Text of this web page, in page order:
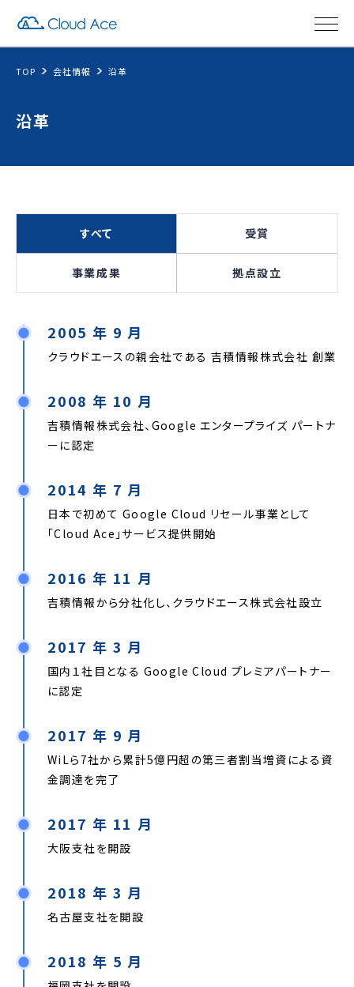
TOP 会社情報 沿革
沿革
すべて 受賞
事業成果 拠点設立
2005 年 9 月
クラウドエースの親会社である 吉積情報株式会社 創業
2008 年 10 月
吉積情報株式会社、Google エンタープライズ パートナ
ーに認定
2014 年 7 月
日本で初めて Google Cloud リセール事業として
「Cloud Ace」サービス提供開始
2016 年 11 月
吉積情報から分社化し、クラウドエース株式会社設立
2017 年 3 月
国内１社目となる Google Cloud プレミアパートナー
に認定
2017 年 9 月
WiLら7社から累計5億円超の第三者割当増資による資
金調達を完了
2017 年 11 月
大阪支社を開設
2018 年 3 月
名古屋支社を開設
2018 年 5 月